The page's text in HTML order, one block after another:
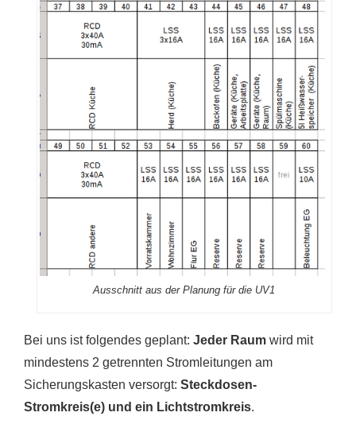
Ausschnitt aus der Planung für die UV1
Bei uns ist folgendes geplant: Jeder Raum wird mit
mindestens 2 getrennten Stromleitungen am
Sicherungskasten versorgt: Steckdosen-
Stromkreis(e) und ein Lichtstromkreis.